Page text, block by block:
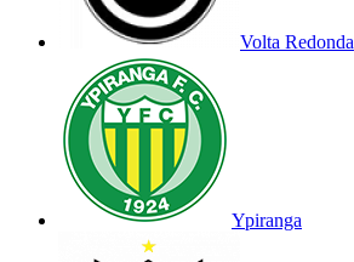
Volta Redonda
Ypiranga